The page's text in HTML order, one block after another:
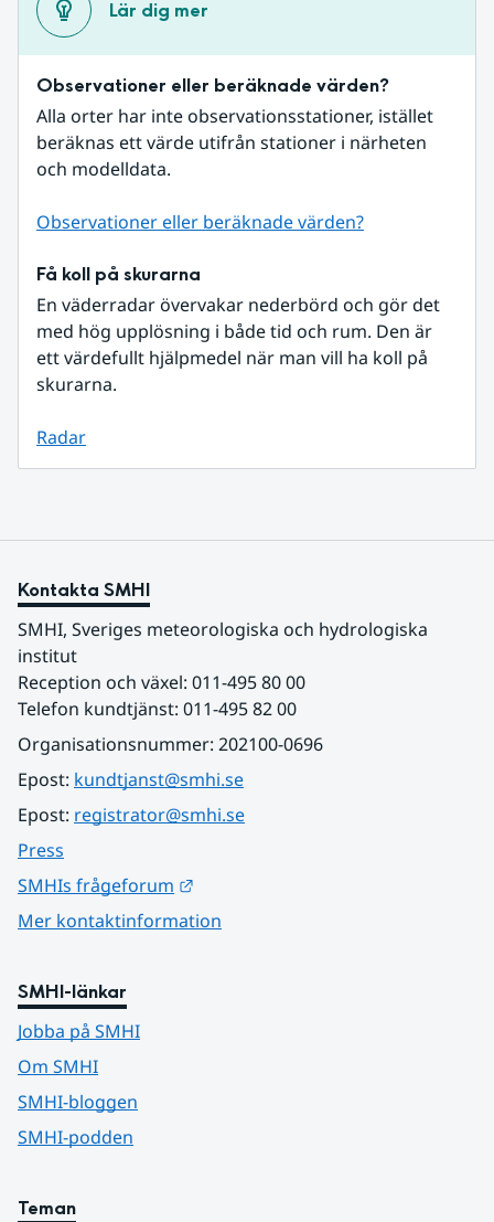
Lär dig mer
Observationer eller beräknade värden?
Alla orter har inte observationsstationer, istället
beräknas ett värde utifrån stationer i närheten
och modelldata.
Observationer eller beräknade värden?
Få koll på skurarna
En väderradar övervakar nederbörd och gör det
med hög upplösning i både tid och rum. Den är
ett värdefullt hjälpmedel när man vill ha koll på
skurarna.
Radar
Kontakta SMHI
SMHI, Sveriges meteorologiska och hydrologiska
institut
Reception och växel: 011-495 80 00
Telefon kundtjänst: 011-495 82 00
Organisationsnummer: 202100-0696
Epost: kundtjanst@smhi.se
Epost: registrator@smhi.se
Press
SMHIs frågeforum
Mer kontaktinformation
SMHI-länkar
Jobba på SMHI
Om SMHI
SMHI-bloggen
SMHI-podden
Teman